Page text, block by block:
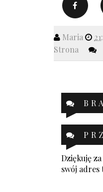
Maria
Strona
Dziękuję
swój adres